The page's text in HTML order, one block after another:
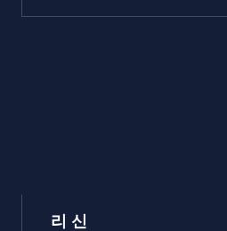
리 신